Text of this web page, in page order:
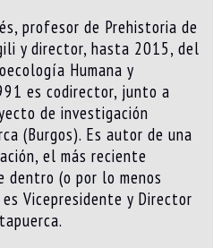
profesor de Prehistoria de
y director, hasta 2015, del
Humana y
es codirector, junto a
de investigación
(Burgos). Es autor de una
el más reciente
dentro (o por lo menos
Vicepresidente y Director